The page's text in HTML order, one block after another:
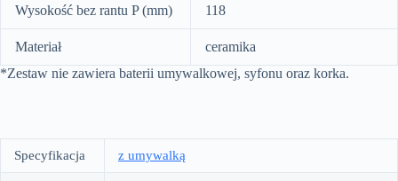
Wysokość bez rantu P (mm) 118
Materiał
ceramika
*Zestaw nie zawiera baterii umywalkowej, syfonu oraz korka.
Specyfikacja z umywalką